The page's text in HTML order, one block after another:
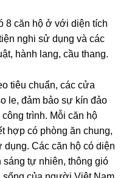
8 căn hộ ở với diện tích
nghi sử dụng và các
hành lang, cầu thang.
tiêu chuẩn, các cửa
le, đảm bảo sự kín đảo
trình. Mỗi căn hộ
hợp có phòng ăn chung,
Các căn hộ có diện
tự nhiên, thông gió